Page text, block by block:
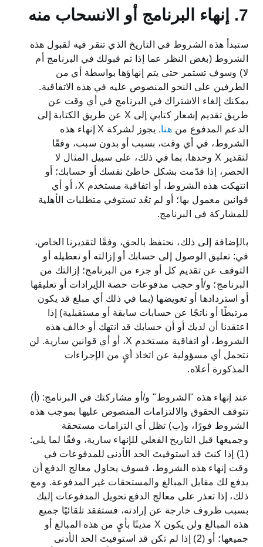
7. إنهاء البرنامج أو الانسحاب منه
ستبدأ هذه الشروط في التاريخ الذي تنقر فيه لقبول هذه
الشروط (بغض النظر عما إذا تم قبولك في البرنامج أم
لا) وسوف تستمر حتى يتم إنهاؤها بواسطة أي من
الطرفين على النحو المنصوص عليه في هذه الاتفاقية.
يمكنك إلغاء الاشتراك في البرنامج في أي وقت عن
طريق تقديم إشعار كتابي إلى X عن طريق الكتابة إلى
الدعم المدفوع من هنا
. يجوز لشركة X إنهاء هذه
الشروط، في أي وقت، بسبب أو بدون سبب، وفقًا
لتقدير X وحدها، بما في ذلك، على سبيل المثال لا
الحصر، إذا قدّمت بشكل خاطئ نفسك أو حسابك؛ أو
انتهكت هذه الشروط، أو اتفاقية مستخدم X، أو أي
قوانين معمول بها؛ أو لم تعُد تستوفي متطلبات الأهلية
للمشاركة في البرنامج.
بالإضافة إلى ذلك، نحتفظ بالحق، وفقًا لتقديرنا الخاص،
في: تعليق الوصول إلى حسابك أو إزالته أو تعطيله أو
التوقف عن تقديم كل أو جزء من البرنامج؛ إزالتك من
البرنامج؛ و/أو حجب مدفوعات حصة الإيرادات أو تعليقها
أو استردادها أو تعويضها (بما في ذلك أي مبلغ قد يكون
مرتبطًا أو ناتجًا عن حسابات سابقة أو مستقبلية) إذا
اعتقدنا أن لديك أو أن حسابك قد انتهك أو خالف هذه
الشروط، أو اتفاقية مستخدم X، أو أي قوانين سارية. لن
نتحمل أي مسؤولية عن اتخاذ أيٍ من الإجراءات
المذكورة أعلاه.
عند إنهاء هذه "الشروط" و/أو مشاركتك في البرنامج: (أ)
تتوقف الحقوق والالتزامات المنصوص عليها بموجب هذه
الشروط فورًا، و(ب) تظل أي التزامات مستحقة
وجميعها قبل التاريخ الفعلي للإنهاء سارية، وفقًا لما يلي:
(1) إذا كنتَ قد استوفيتَ الحد الأدنى للمدفوعات في
وقت إنهاء هذه الشروط، فسوف يحاول معالج الدفع أن
يدفع لك مقابل المبالغ والمستحقات غير المدفوعة. ومع
ذلك، إذا تعذر على معالج الدفع تحويل المدفوعات إليك
بسبب ظروف خارجة عن إرادته، فستفقد تلقائيًا جميع
هذه المبالغ ولن يكون X مدينًا بأيٍ من هذه المبالغ أو
جميعها؛ أو (2) إذا لم تكن قد استوفيتَ الحد الأدنى